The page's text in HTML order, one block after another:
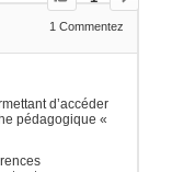
1 Commentez
d’accéder
pédagogique «